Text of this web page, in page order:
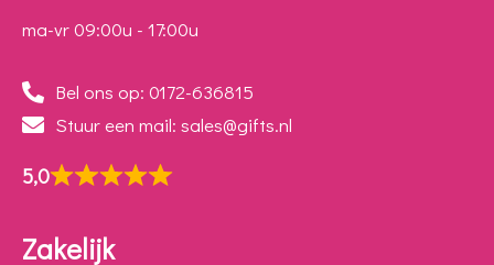
ma-vr 09:00u - 17:00u
Bel ons op: 0172-636815
Stuur een mail: sales@gifts.nl
5,0
Zakelijk